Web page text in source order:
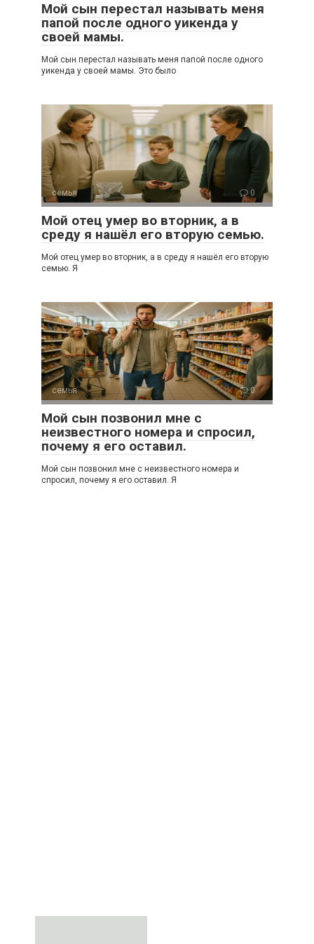
Мой сын перестал называть меня
папой после одного уикенда у
своей мамы.
Мой сын перестал называть меня папой после одного
уикенда у своей мамы. Это было
семья 0
Мой отец умер во вторник, а в
среду я нашёл его вторую семью.
Мой отец умер во вторник, а в среду я нашёл его вторую
семью. Я
семья 0
Мой сын позвонил мне с
неизвестного номера и спросил,
почему я его оставил.
Мой сын позвонил мне с неизвестного номера и
спросил, почему я его оставил. Я